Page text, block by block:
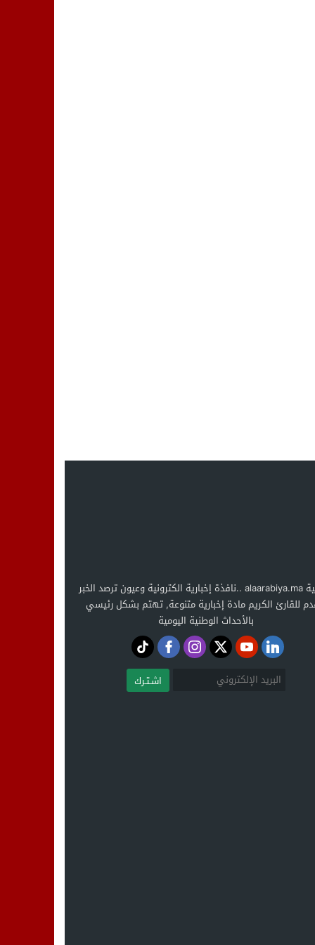
العربية alaarabiya.ma ..نافذة إخبارية الكترونية وعيون ترصد الخبر
للقارئ الكريم مادة إخبارية متنوعة, تهتم بشكل رئيسي
بالأحداث الوطنية اليومية
اشـتـرك